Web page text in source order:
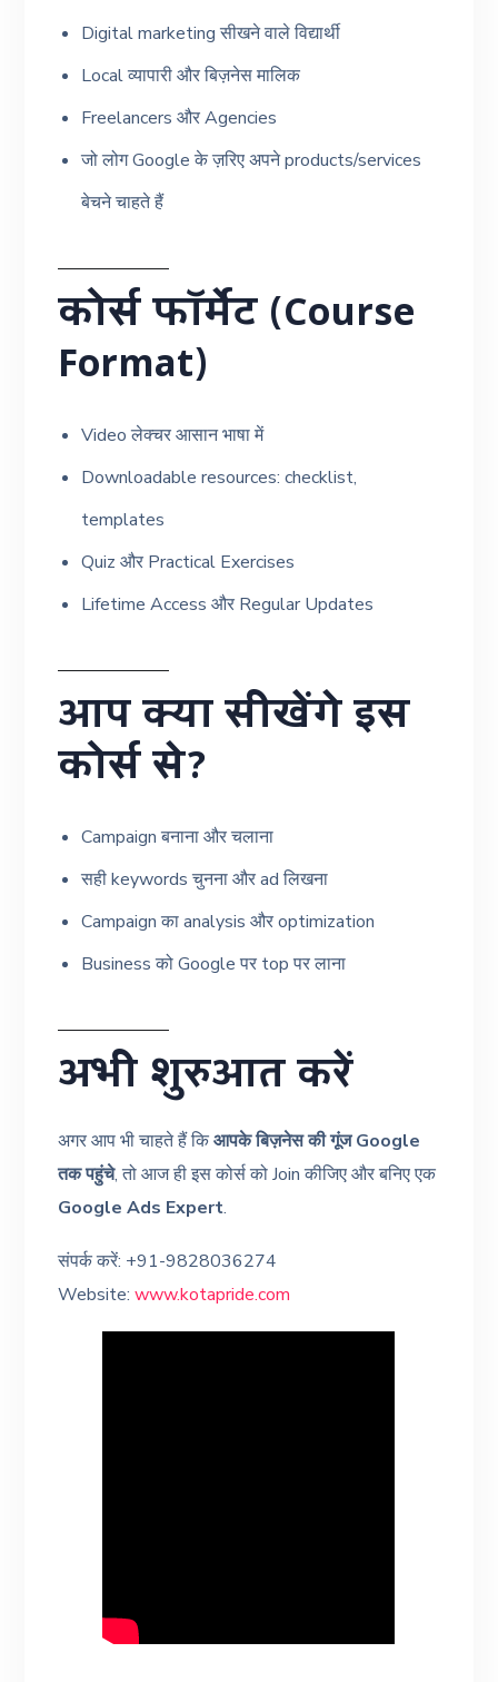
Digital marketing सीखने वाले विद्यार्थी
Local व्यापारी और बिज़नेस मालिक
Freelancers और Agencies
जो लोग Google के ज़रिए अपने products/services
बेचने चाहते हैं
कोर्स फॉर्मेट (Course
Format)
Video लेक्चर आसान भाषा में
Downloadable resources: checklist,
templates
Quiz और Practical Exercises
Lifetime Access और Regular Updates
आप क्या सीखेंगे इस
कोर्स से?
Campaign बनाना और चलाना
सही keywords चुनना और ad लिखना
Campaign का analysis और optimization
Business को Google पर top पर लाना
अभी शुरुआत करें
अगर आप भी चाहते हैं किआपके बिज़नेस की गूंज Google
तक पहुंचे, तो आज ही इस कोर्स को Join कीजिए और बनिए एक
Google Ads Expert.
संपर्क करें: +91-9828036274
Website:www.kotapride.com